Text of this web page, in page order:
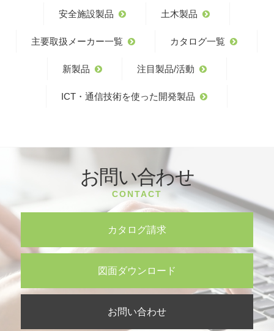
安全施設製品 土木製品
主要取扱メーカー一覧 カタログ一覧
新製品 注目製品/活動
ICT・通信技術を使った開発製品
お問い合わせ
CONTACT
カタログ請求
図面ダウンロード
お問い合わせ